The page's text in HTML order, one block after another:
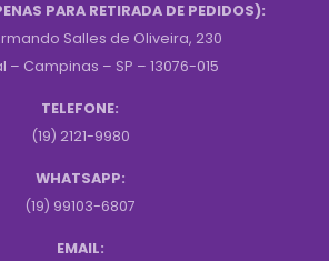
PARA RETIRADA DE PEDIDOS):
Salles de Oliveira, 230
– Campinas – SP – 13076-015
TELEFONE:
(19) 2121-9980
WHATSAPP:
(19) 99103-6807
EMAIL: